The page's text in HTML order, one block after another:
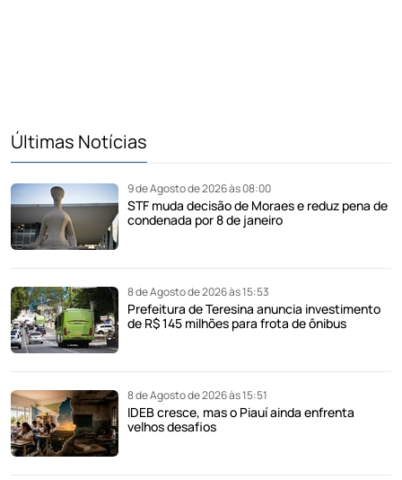
Últimas Notícias
9 de Agosto de 2026 às 08:00
STF muda decisão de Moraes e reduz pena de
condenada por 8 de janeiro
8 de Agosto de 2026 às 15:53
Prefeitura de Teresina anuncia investimento
de R$ 145 milhões para frota de ônibus
8 de Agosto de 2026 às 15:51
IDEB cresce, mas o Piauí ainda enfrenta
velhos desafios